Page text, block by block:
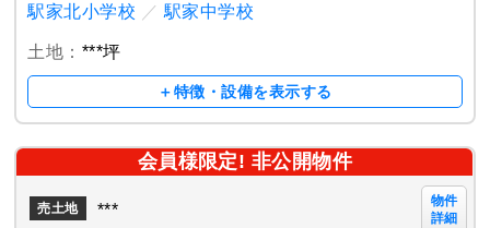
駅家北小学校 ／ 駅家中学校
土地： ***坪
＋特徴・設備を表示する
会員様限定! 非公開物件
売土地 ***
物件
詳細